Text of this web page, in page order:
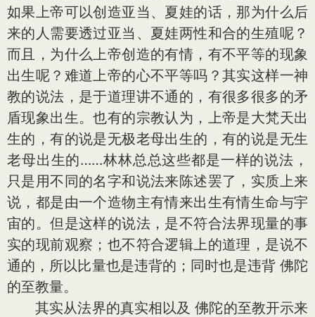
如果上帝可以创造亚当、夏娃的话，那为什么后
来的人需要透过亚当、夏娃两性和合的生殖呢？
而且，为什么上帝创造的有情，有不平等的现象
出生呢？难道上帝的心不平等吗？其实这样一神
教的说法，是于道理讲不通的，有很多很多的矛
盾现象出生。也有的宗教认为，上帝是大梵天出
生的，有的说是无极老母出生的，有的说是无生
老母出生的……林林总总这些都是一样的说法，
只是用不同的名字和说法来陈述罢了，实质上来
说，都是由一个造物主有情来出生有情生命与宇
宙的。但是这样的说法，是不符合法界现量的事
实的现前观察；也不符合逻辑上的道理，是说不
通的，所以比量也是违背的；同时也是违背 佛陀
的至教量。
其实从法界的真实相以及 佛陀的至教开示来